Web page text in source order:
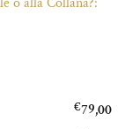
€79,00